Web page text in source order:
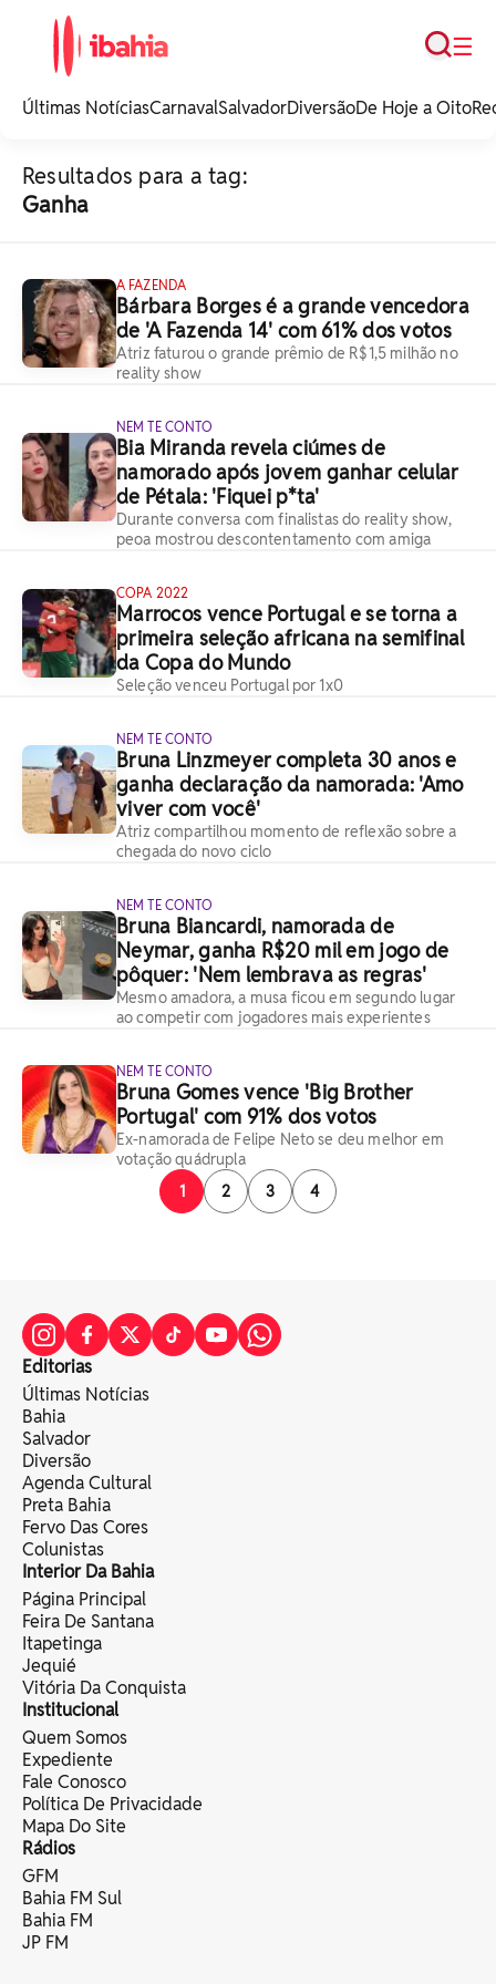
noticias e
☰
Busca
Últimas NotíciasCarnavalSalvadorDiversãoDe Hoje a Oito
Resultados para a tag:
Ganha
A FAZENDA
Bárbara Borges é a grande vencedora
de 'A Fazenda 14' com 61% dos votos
Atriz faturou o grande prêmio de R$1,5 milhão no
reality show
NEM TE CONTO
Bia Miranda revela ciúmes de
namorado após jovem ganhar celular
de Pétala: 'Fiquei p*ta'
Durante conversa com finalistas do reality show,
peoa mostrou descontentamento com amiga
COPA 2022
Marrocos vence Portugal e se torna a
primeira seleção africana na semifinal
da Copa do Mundo
Seleção venceu Portugal por 1x0
NEM TE CONTO
Bruna Linzmeyer completa 30 anos e
ganha declaração da namorada: 'Amo
viver com você'
Atriz compartilhou momento de reflexão sobre a
chegada do novo ciclo
NEM TE CONTO
Bruna Biancardi, namorada de
Neymar, ganha R$20 mil em jogo de
pôquer: 'Nem lembrava as regras'
Mesmo amadora, a musa ficou em segundo lugar
ao competir com jogadores mais experientes
NEM TE CONTO
Bruna Gomes vence 'Big Brother
Portugal' com 91% dos votos
Ex-namorada de Felipe Neto se deu melhor em
votação quádrupla
1
2 3 4
Editorias
Últimas Notícias
Bahia
Salvador
Diversão
Agenda Cultural
Preta Bahia
Fervo Das Cores
Colunistas
Interior Da Bahia
Página Principal
Feira De Santana
Itapetinga
Jequié
Vitória Da Conquista
Institucional
Quem Somos
Expediente
Fale Conosco
Política De Privacidade
Mapa Do Site
Rádios
GFM
Bahia FM Sul
Bahia FM
JP FM